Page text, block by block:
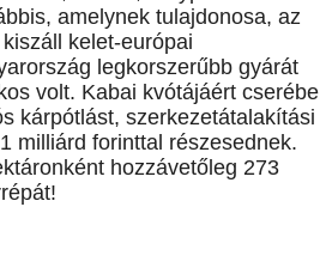
amelynek tulajdonosa, az
kelet-európai
legkorszerűbb gyárát
volt. Kabai kvótájáért cserébe
kárpótlást, szerkezetátalakítási
milliárd forinttal részesednek.
hozzávetőleg 273